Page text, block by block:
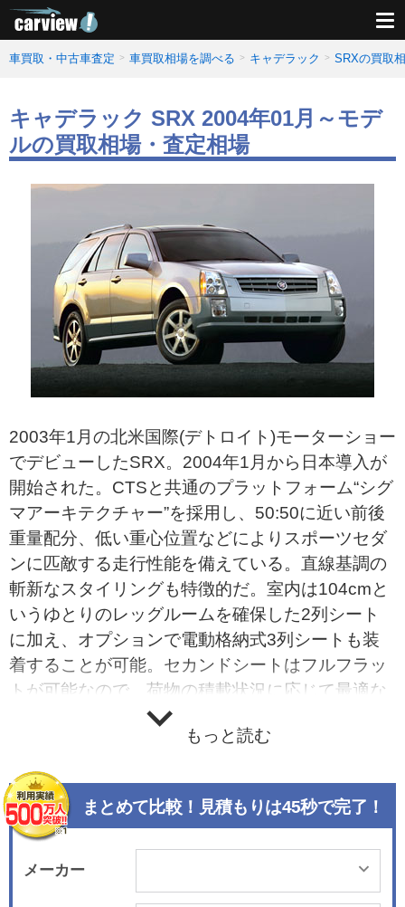
車買取・中古車査定 車買取相場を調べる キャデラック SRXの買取
キャデラック SRX 2004年01月～モデ
ルの買取相場・査定相場
2003年1月の北米国際(デトロイト)モーターショー
でデビューしたSRX。2004年1月から日本導入が
開始された。CTSと共通のプラットフォーム“シグ
マアーキテクチャー”を採用し、50:50に近い前後
重量配分、低い重心位置などによりスポーツセダ
ンに匹敵する走行性能を備えている。直線基調の
斬新なスタイリングも特徴的だ。室内は104cmと
いうゆとりのレッグルームを確保した2列シート
に加え、オプションで電動格納式3列シートも装
着することが可能。セカンドシートはフルフラッ
トが可能なので、荷物の積載状況に応じて最適な
使い方ができる。このほか、室内の随所に豊富な
収納スペースが設けられた。本革とウッドトリム
はの高級感をアピールする。走りについては高い
車両コントロールシステムなどを備えたほか、リ
アルタイムにダンパーの減衰力調整を行うマグネ
ティック・ライド・コントロールを搭載。優れた
乗り心地とハンドリングを実現している。エンジ
もっと読む
まとめて比較！見積もりは45秒で完了！
メーカー